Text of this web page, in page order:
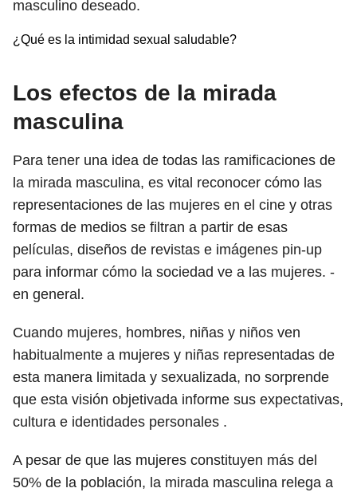
masculino deseado.
¿Qué es la intimidad sexual saludable?
Los efectos de la mirada
masculina
Para tener una idea de todas las ramificaciones de
la mirada masculina, es vital reconocer cómo las
representaciones de las mujeres en el cine y otras
formas de medios se filtran a partir de esas
películas, diseños de revistas e imágenes pin-up
para informar cómo la sociedad ve a las mujeres. -
en general.
Cuando mujeres, hombres, niñas y niños ven
habitualmente a mujeres y niñas representadas de
esta manera limitada y sexualizada, no sorprende
que esta visión objetivada informe sus expectativas,
cultura e identidades personales .
A pesar de que las mujeres constituyen más del
50% de la población, la mirada masculina relega a